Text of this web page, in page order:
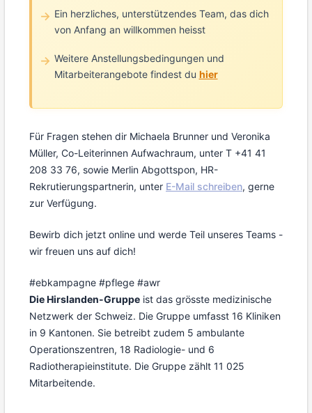
Ein herzliches, unterstützendes Team, das dich
von Anfang an willkommen heisst
Weitere Anstellungsbedingungen und
Mitarbeiterangebote findest du hier
Für Fragen stehen dir Michaela Brunner und Veronika
Müller, Co-Leiterinnen Aufwachraum, unter T +41 41
208 33 76, sowie Merlin Abgottspon, HR-
Rekrutierungspartnerin, unter E-Mail schreiben, gerne
zur Verfügung.
Bewirb dich jetzt online und werde Teil unseres Teams -
wir freuen uns auf dich!
#ebkampagne #pflege #awr
Die Hirslanden-Gruppe ist das grösste medizinische
Netzwerk der Schweiz. Die Gruppe umfasst 16 Kliniken
in 9 Kantonen. Sie betreibt zudem 5 ambulante
Operationszentren, 18 Radiologie- und 6
Radiotherapieinstitute. Die Gruppe zählt 11 025
Mitarbeitende.